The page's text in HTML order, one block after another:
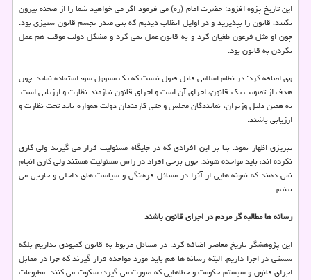
این تاریخ پژوه افزود: حضرت امام (ره) می فرمود اگر می خواهید شما را از صحنه بیرون
نکنند، قانون را بپذیرید و در اوایل انقلاب دیدیم که بنی صدر تجسم قانون ستیزی بود.
چون او مثل فرعون طغیان کرد و به قانون عمل نمی کرد و مشکل دولت موقت هم عمل
نکردن به قانون بود.
وی اضافه کرد: در نظام اسلامی قابل قبول نیست که یک مسوول سوء استفاده نماید. چون
هدف از تصویب یک قانون، اجرای آن است و اجرای قانون نیازمند نظارت و ارزیابی است.
به همین دلیل وزیران، نمایندگان مجلس و حتی کارمندان دولت همواره باید تحت نظارت و
ارزیابی باشند.
تبریزی اظهار نمود: بنا بر این افرادی که در جایگاه مسئولیت قرار می گیرند ولی کاری
نکرده اند، باید مواخذه شوند. چون برخی افراد در راس مسئولیت هستند ولی کاری انجام
نمی دهند که نمونه هایی از آنرا در مسائل فرهنگی و سیاست های داخلی و خارجی می
بینیم.
رسانه ها مطالبه گر مردم در اجرای قانون باشند
این پژوهشگر تاریخ معاصر اضافه کرد: در مسائل مربوط به قانون کمبودی نداریم بلکه
سستی در اجرا داریم. البته رسانه ها هم باید مورد مواخذه قرار گیرند که چرا در مقابل
اجرای قانون و سیستم حکومت و خطاهایی که صورت می گیرد، سکوت می کنند. مطبوعات